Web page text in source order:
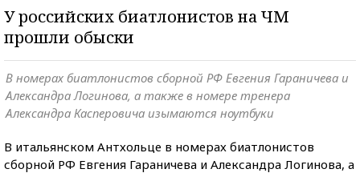
У российских биатлонистов на ЧМ
прошли обыски
В номерах биатлонистов сборной РФ Евгения Гараничева и
Александра Логинова, а также в номере тренера
Александра Касперовича изымаются ноутбуки
В итальянском Антхольце в номерах биатлонистов
сборной РФ Евгения Гараничева и Александра Логинова, а